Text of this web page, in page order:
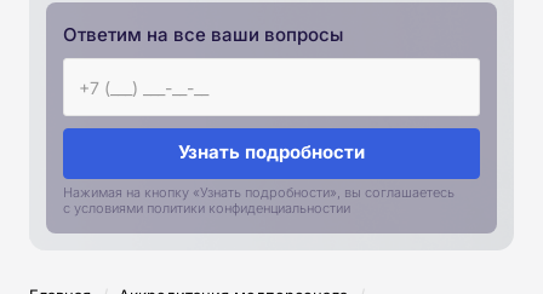
Ответим на все ваши вопросы
Узнать подробности
Нажимая на кнопку «Узнать подробности», вы соглашаетесь
с условиями политики конфиденциальностии